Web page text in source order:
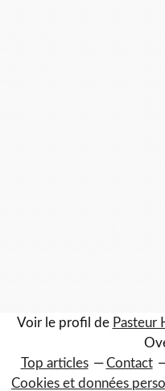
Voir le profil de Pasteur
Top articles
Contact
Cookies et données